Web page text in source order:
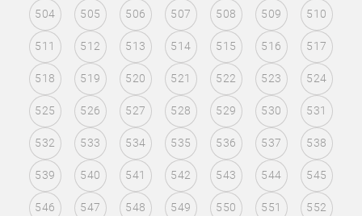
504 505 506 507 508 509 510
511 512 513 514 515 516 517
518 519 520 521 522 523 524
525 526 527 528 529 530 531
532 533 534 535 536 537 538
539 540 541 542 543 544 545
546 547 548 549 550 551 552